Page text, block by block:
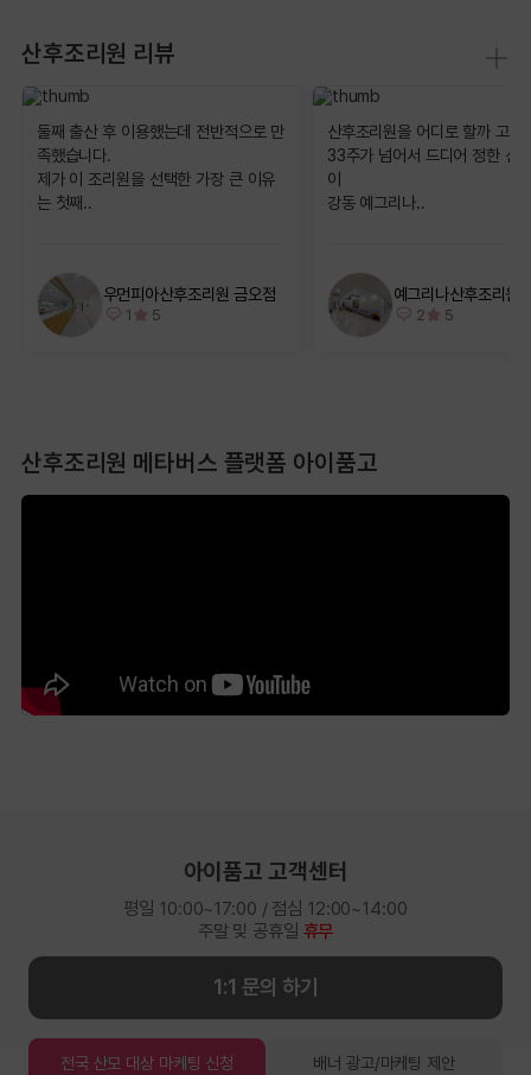
산후조리원 리뷰
둘째 출산 후 이용했는데 전반적으로 만
족했습니다.
제가 이 조리원을 선택한 가장 큰 이유
는 첫째..
우먼피아산후조리원 금오점
1 5
산후조리원을 어디로 할까 고민
33주가 넘어서 드디어 정한 산
이
강동 예그리나..
예그리나산후조리원
2 5
산후조리원 메타버스 플랫폼 아이품고
아이품고 고객센터
평일 10:00~17:00 / 점심 12:00~14:00
주말 및 공휴일 휴무
1:1 문의 하기
전국 산모 대상 마케팅 신청 배너 광고/마케팅 제안